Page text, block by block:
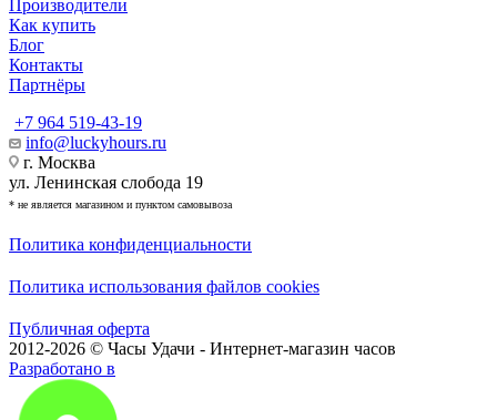
Производители
Как купить
Блог
Контакты
Партнёры
+7 964 519-43-19
info@luckyhours.ru
г. Москва
ул. Ленинская слобода 19
* не является магазином и пунктом самовывоза
Политика конфиденциальности
Политика использования файлов cookies
Публичная оферта
2012-2026 © Часы Удачи - Интернет-магазин часов
Разработано в